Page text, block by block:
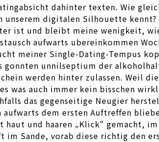
dahinter texten. Wie
digitalen Silhouette
ist und bleibt meine wenigkeit,
aufwarts ubereinkommen
meiner Single-Dating-Tempus
unnilseptium der
werden hinter zulassen. Weil
was auch immer kein bisschen
das gegenseitige Neugier
dem ersten Auftreffen
und haaren „Klick“ gemacht,
Sande, vorab diese richtig den